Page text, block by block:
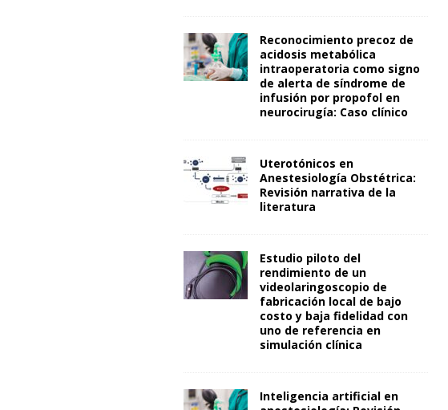
Reconocimiento precoz de
acidosis metabólica
intraoperatoria como signo
de alerta de síndrome de
infusión por propofol en
neurocirugía: Caso clínico
Uterotónicos en
Anestesiología Obstétrica:
Revisión narrativa de la
literatura
Estudio piloto del
rendimiento de un
videolaringoscopio de
fabricación local de bajo
costo y baja fidelidad con
uno de referencia en
simulación clínica
Inteligencia artificial en